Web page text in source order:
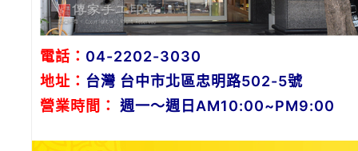
電話： 04-2202-3030
地址： 台灣 台中市北區忠明路502-5號
營業時間：
週一～週日AM10:00~PM9:00